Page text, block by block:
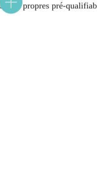
Salles propres pré-